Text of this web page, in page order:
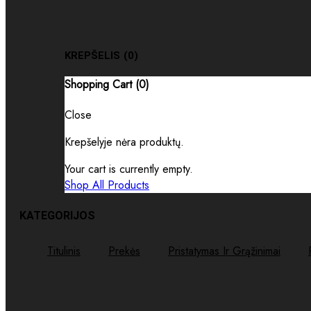
KREPŠELIS (0)
Shopping Cart (0)
Close
Krepšelyje nėra produktų.
Your cart is currently empty.
Shop All Products
KATEGORIJOS
Titulinis Prekės Pristatymas Ir Grąžinimai